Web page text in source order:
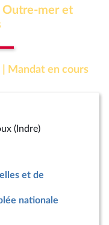
Outre-mer et
| Mandat en cours
(Indre)
et de
nationale